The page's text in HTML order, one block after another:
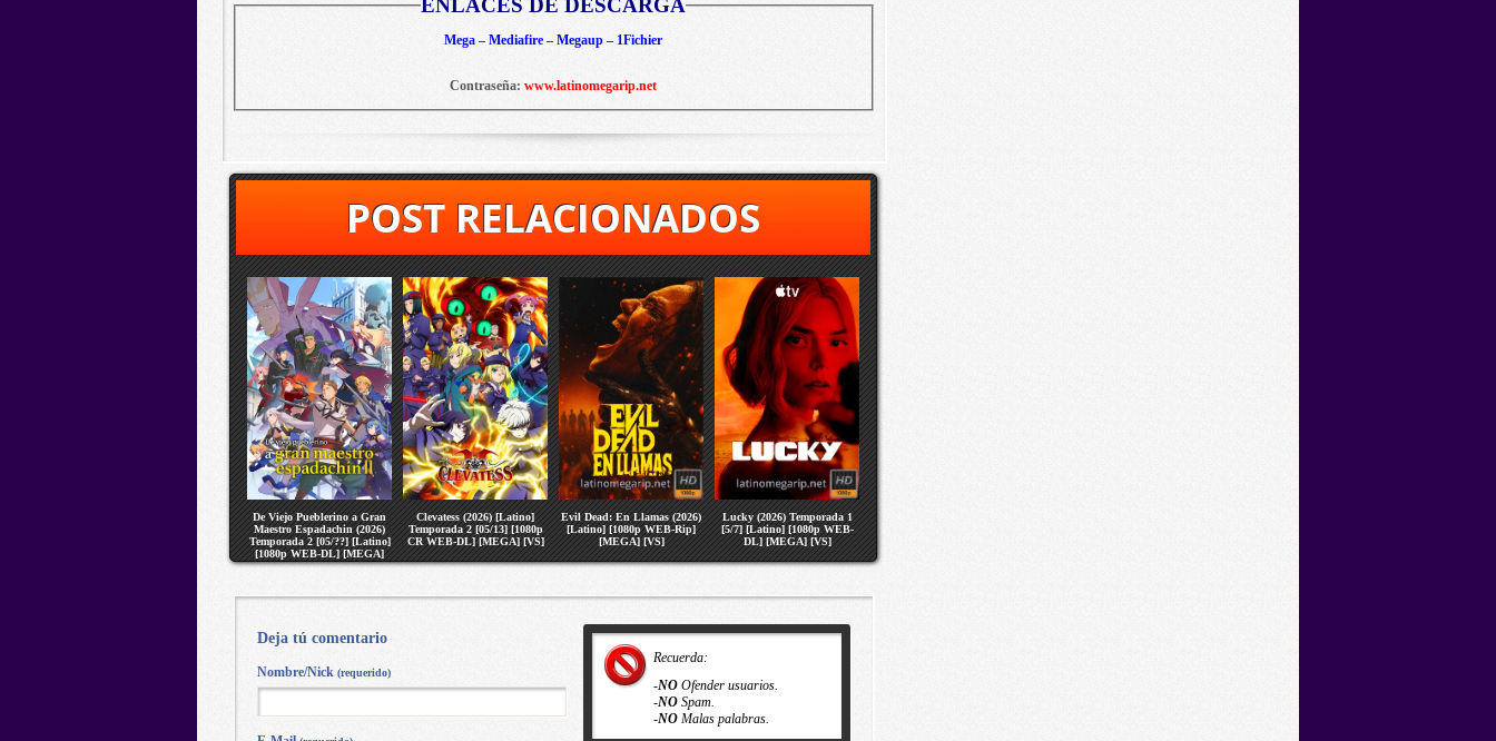
ENLACES DE DESCARGA
Mega – Mediafire – Megaup – 1Fichier
Contraseña: www.latinomegarip.net
POST RELACIONADOS
De Viejo Pueblerino a Gran
Maestro Espadachin (2026)
Temporada 2 [05/??] [Latino]
[1080p WEB-DL] [MEGA]
[VS]
Clevatess (2026) [Latino]
Temporada 2 [05/13] [1080p
CR WEB-DL] [MEGA] [VS]
Evil Dead: En Llamas (2026)
[Latino] [1080p WEB-Rip]
[MEGA] [VS]
Lucky (2026) Temporada 1
[5/7] [Latino] [1080p WEB-
DL] [MEGA] [VS]
Recuerda:
-NO Ofender usuarios.
-NO Spam.
-NO Malas palabras.
Deja tú comentario
Nombre/Nick (requerido)